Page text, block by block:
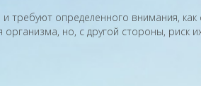
определенного внимания,
но, с другой стороны, риск